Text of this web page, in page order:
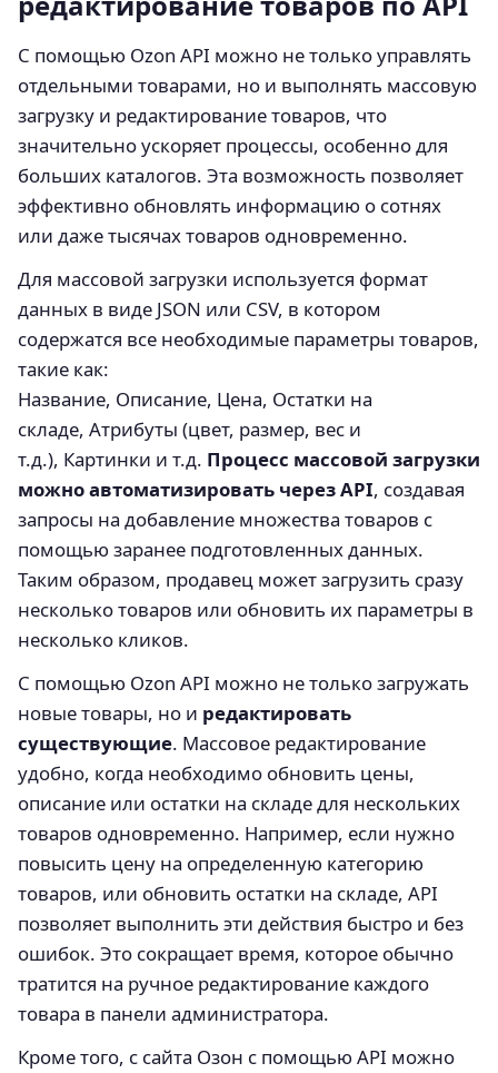
С помощью Ozon API можно не только управлять
отдельными товарами, но и выполнять массовую
загрузку и редактирование товаров, что
значительно ускоряет процессы, особенно для
больших каталогов. Эта возможность позволяет
эффективно обновлять информацию о сотнях
или даже тысячах товаров одновременно.
Для массовой загрузки используется формат
данных в виде JSON или CSV, в котором
содержатся все необходимые параметры товаров,
такие как:
Название, Описание, Цена, Остатки на
складе, Атрибуты (цвет, размер, вес и
т.д.), Картинки и т.д. Процесс массовой загрузки
можно автоматизировать через API, создавая
запросы на добавление множества товаров с
помощью заранее подготовленных данных.
Таким образом, продавец может загрузить сразу
несколько товаров или обновить их параметры в
несколько кликов.
С помощью Ozon API можно не только загружать
новые товары, но и редактировать
существующие. Массовое редактирование
удобно, когда необходимо обновить цены,
описание или остатки на складе для нескольких
товаров одновременно. Например, если нужно
повысить цену на определенную категорию
товаров, или обновить остатки на складе, API
позволяет выполнить эти действия быстро и без
ошибок. Это сокращает время, которое обычно
тратится на ручное редактирование каждого
товара в панели администратора.
Кроме того, с сайта Озон с помощью API можно